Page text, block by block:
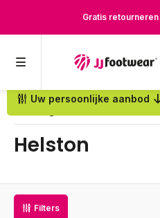
Gratis retourneren
Uw persoonlijke aanbod
Helston
Filters